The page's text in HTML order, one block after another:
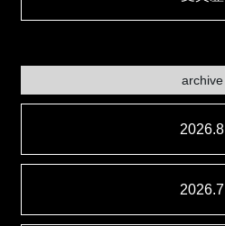
archive
2026.8
2026.7